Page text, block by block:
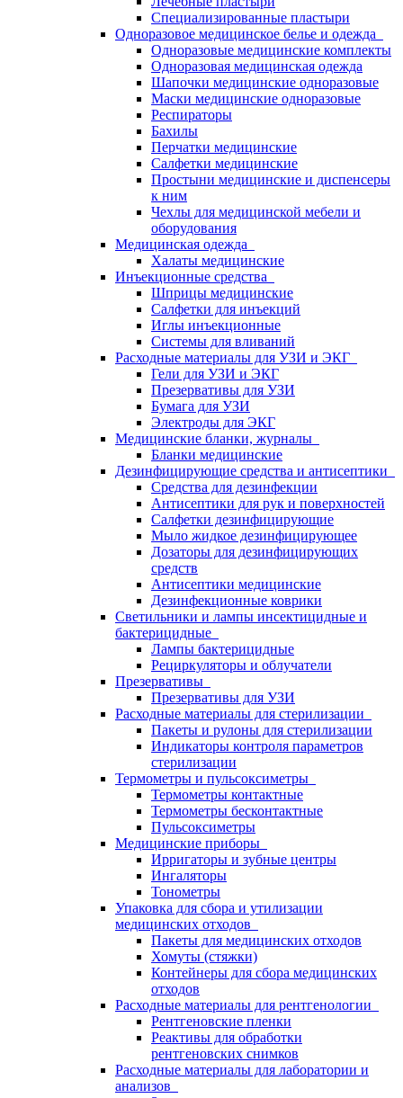
Специализированные пластыри
Одноразовое медицинское белье и одежда
Одноразовые медицинские комплекты
Одноразовая медицинская одежда
Шапочки медицинские одноразовые
Маски медицинские одноразовые
Респираторы
Бахилы
Перчатки медицинские
Салфетки медицинские
Простыни медицинские и диспенсеры
к ним
Чехлы для медицинской мебели и
оборудования
Медицинская одежда
Халаты медицинские
Инъекционные средства
Шприцы медицинские
Салфетки для инъекций
Иглы инъекционные
Системы для вливаний
Расходные материалы для УЗИ и ЭКГ
Гели для УЗИ и ЭКГ
Презервативы для УЗИ
Бумага для УЗИ
Электроды для ЭКГ
Медицинские бланки, журналы
Бланки медицинские
Дезинфицирующие средства и антисептики
Средства для дезинфекции
Антисептики для рук и поверхностей
Салфетки дезинфицирующие
Мыло жидкое дезинфицирующее
Дозаторы для дезинфицирующих
средств
Антисептики медицинские
Дезинфекционные коврики
Светильники и лампы инсектицидные и
бактерицидные
Лампы бактерицидные
Рециркуляторы и облучатели
Презервативы
Презервативы для УЗИ
Расходные материалы для стерилизации
Пакеты и рулоны для стерилизации
Индикаторы контроля параметров
стерилизации
Термометры и пульсоксиметры
Термометры контактные
Термометры бесконтактные
Пульсоксиметры
Медицинские приборы
Ирригаторы и зубные центры
Ингаляторы
Тонометры
Упаковка для сбора и утилизации
медицинских отходов
Пакеты для медицинских отходов
Хомуты (стяжки)
Контейнеры для сбора медицинских
отходов
Расходные материалы для рентгенологии
Рентгеновские пленки
Реактивы для обработки
рентгеновских снимков
Расходные материалы для лаборатории и
анализов